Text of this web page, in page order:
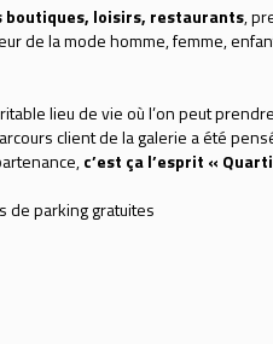
boutiques, loisirs, restaurants,
de la mode homme, femme,
lieu de vie où l’on peut
client de la galerie a été
c’est ça l’esprit «
de parking gratuites